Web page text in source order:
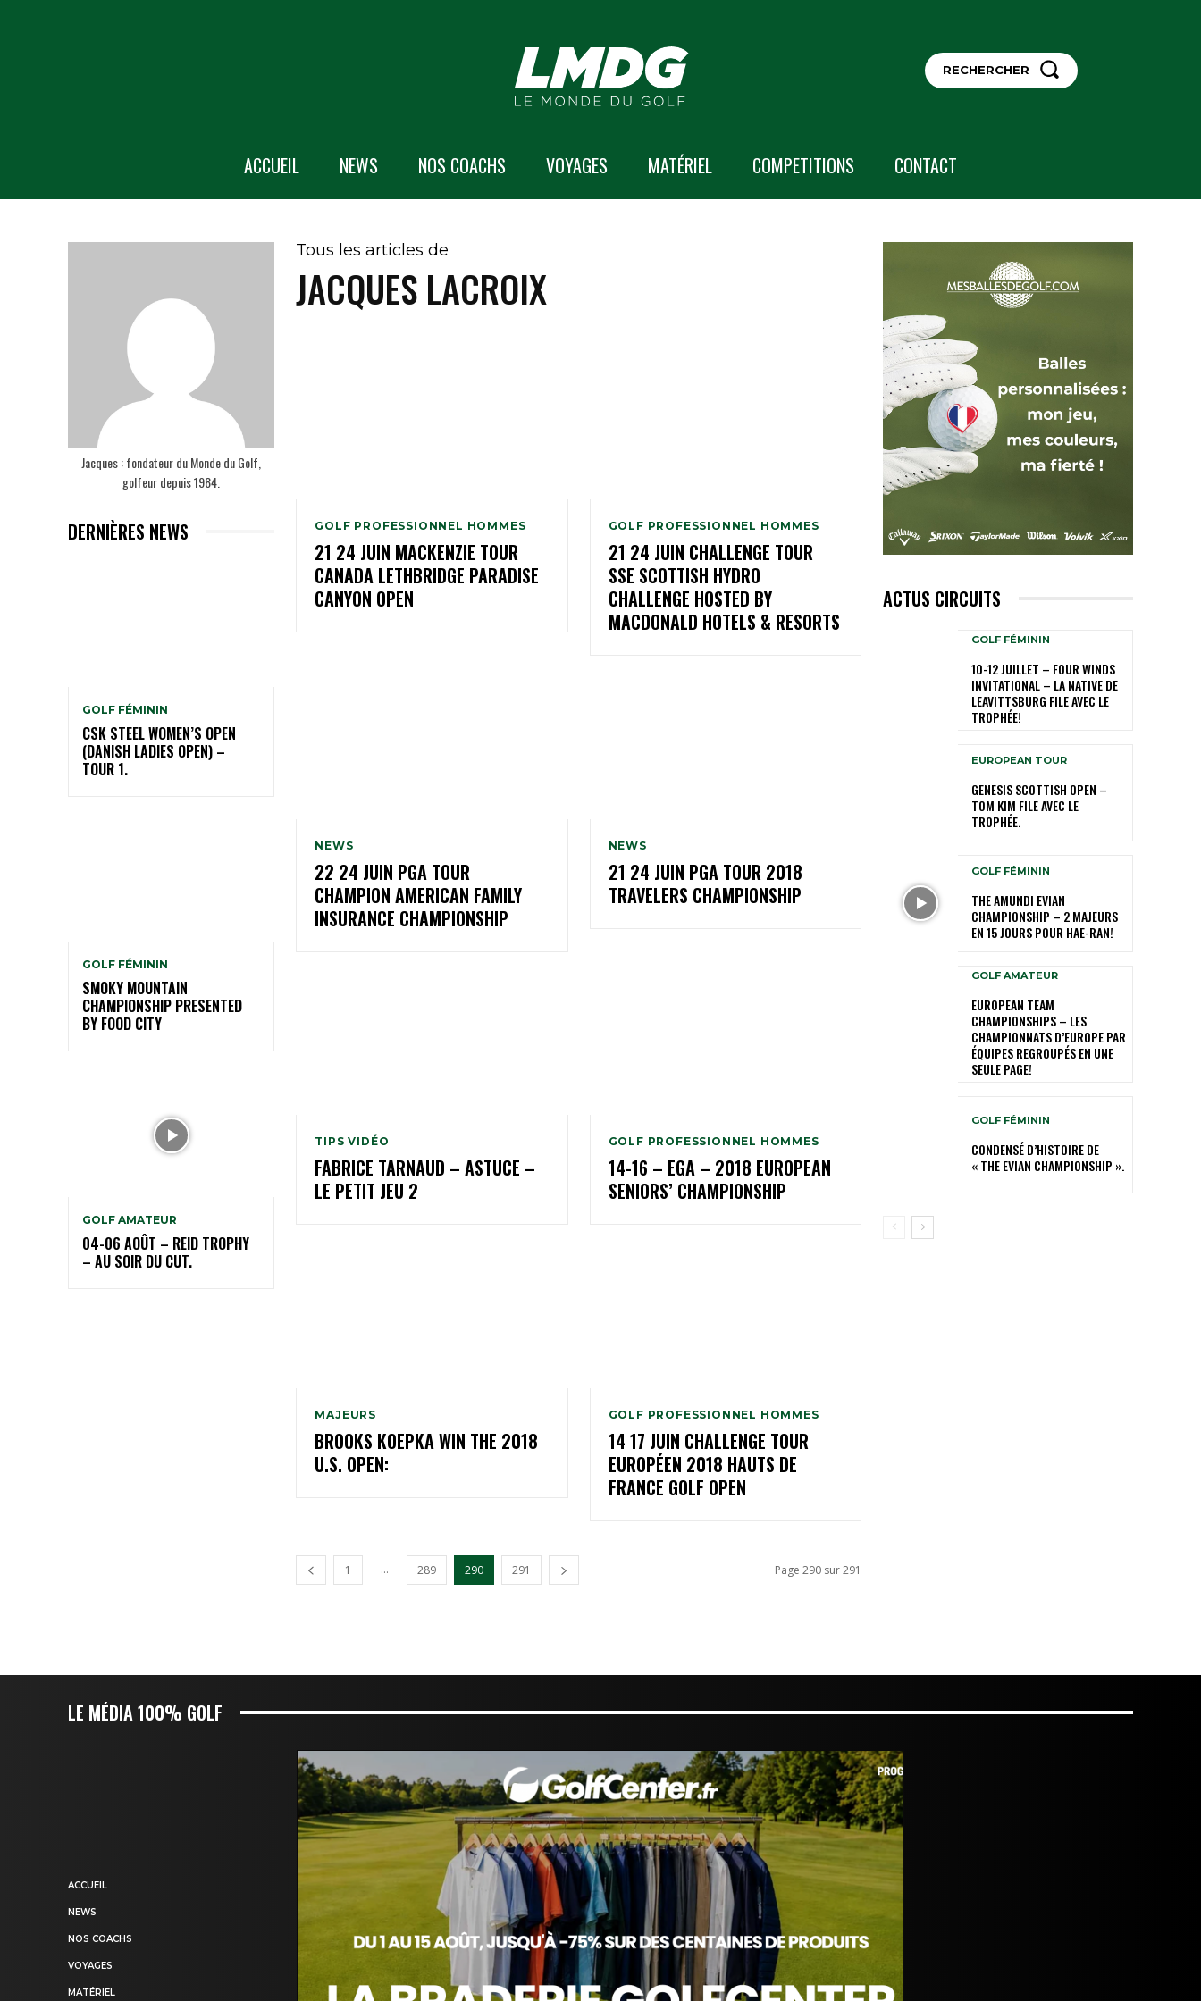
RECHERCHER
ACCUEIL NEWS NOS COACHS VOYAGES MATÉRIEL COMPETITIONS CONTACT
Jacques : fondateur du Monde du Golf,
golfeur depuis 1984.
DERNIÈRES NEWS
GOLF FÉMININ
CSK STEEL WOMEN’S OPEN
(DANISH LADIES OPEN) –
TOUR 1.
GOLF FÉMININ
SMOKY MOUNTAIN
CHAMPIONSHIP PRESENTED
BY FOOD CITY
GOLF AMATEUR
04-06 AOÛT – REID TROPHY
– AU SOIR DU CUT.
Tous les articles de
JACQUES LACROIX
GOLF PROFESSIONNEL HOMMES
21 24 JUIN MACKENZIE TOUR
CANADA LETHBRIDGE PARADISE
CANYON OPEN
GOLF PROFESSIONNEL HOMMES
21 24 JUIN CHALLENGE TOUR
SSE SCOTTISH HYDRO
CHALLENGE HOSTED BY
MACDONALD HOTELS & RESORTS
NEWS
22 24 JUIN PGA TOUR
CHAMPION AMERICAN FAMILY
INSURANCE CHAMPIONSHIP
NEWS
21 24 JUIN PGA TOUR 2018
TRAVELERS CHAMPIONSHIP
TIPS VIDÉO
FABRICE TARNAUD – ASTUCE –
LE PETIT JEU 2
GOLF PROFESSIONNEL HOMMES
14-16 – EGA – 2018 EUROPEAN
SENIORS’ CHAMPIONSHIP
MAJEURS
BROOKS KOEPKA WIN THE 2018
U.S. OPEN:
GOLF PROFESSIONNEL HOMMES
14 17 JUIN CHALLENGE TOUR
EUROPÉEN 2018 HAUTS DE
FRANCE GOLF OPEN
1 ... 289 290 291 Page 290 sur 291
ACTUS CIRCUITS
GOLF FÉMININ
10-12 JUILLET – FOUR WINDS
INVITATIONAL – LA NATIVE DE
LEAVITTSBURG FILE AVEC LE
TROPHÉE!
EUROPEAN TOUR
GENESIS SCOTTISH OPEN –
TOM KIM FILE AVEC LE
TROPHÉE.
GOLF FÉMININ
THE AMUNDI EVIAN
CHAMPIONSHIP – 2 MAJEURS
EN 15 JOURS POUR HAE-RAN!
GOLF AMATEUR
EUROPEAN TEAM
CHAMPIONSHIPS – LES
CHAMPIONNATS D’EUROPE PAR
ÉQUIPES REGROUPÉS EN UNE
SEULE PAGE!
GOLF FÉMININ
CONDENSÉ D’HISTOIRE DE
« THE EVIAN CHAMPIONSHIP ».
LE MÉDIA 100% GOLF
ACCUEIL
NEWS
NOS COACHS
VOYAGES
MATÉRIEL